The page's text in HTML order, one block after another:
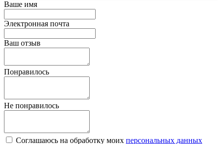
Ваше имя
Электронная почта
Ваш отзыв
Понравилось
Не понравилось
Соглашаюсь на обработку моих персональных данных